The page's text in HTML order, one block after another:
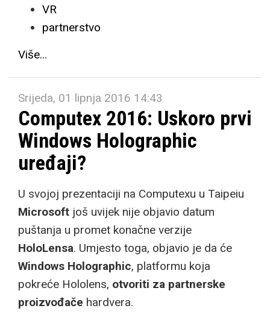
VR
partnerstvo
Više...
Srijeda, 01 lipnja 2016 14:43
Computex 2016: Uskoro prvi
Windows Holographic
uređaji?
U svojoj prezentaciji na Computexu u Taipeiu
Microsoft još uvijek nije objavio datum
puštanja u promet konačne verzije
HoloLensa. Umjesto toga, objavio je da će
Windows Holographic, platformu koja
pokreće Hololens, otvoriti za partnerske
proizvođače hardvera.